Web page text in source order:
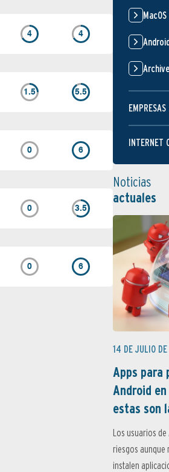
4 4
1.5 5.5
0 6
0 3.5
0 6
MacOS
Archive
EMPRESAS
INTERNET
Noticias
actuales
14 DE JULIO
Apps
Android
estas son
Los usuarios
riesgos aunque
instalen